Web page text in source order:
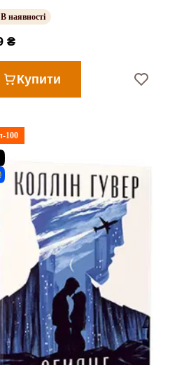
В наявності
₴
Купити
100